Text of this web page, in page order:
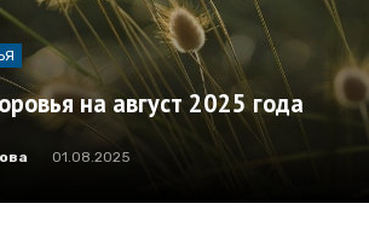
на август 2025 года
01.08.2025